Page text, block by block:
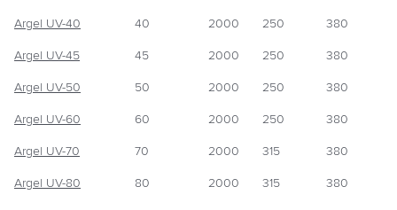
Argel UV-40 40 2000 250 380
Argel UV-45 45 2000 250 380
Argel UV-50 50 2000 250 380
Argel UV-60 60 2000 250 380
Argel UV-70 70 2000 315 380
Argel UV-80 80 2000 315 380